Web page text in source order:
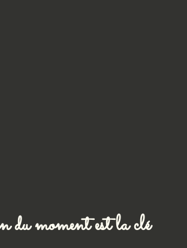
du moment est la clé